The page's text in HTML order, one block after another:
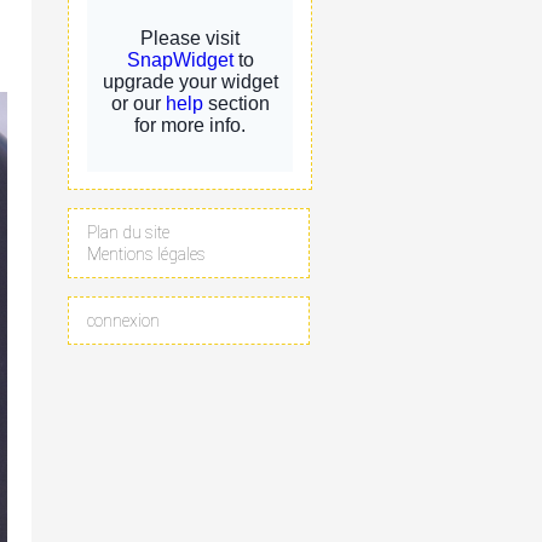
Plan du site
Mentions légales
connexion